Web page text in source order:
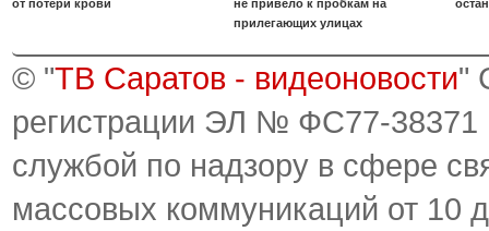
от потери крови
не привело к пробкам на
прилегающих улицах
© "ТВ Саратов - видеоновости"
регистрации ЭЛ № ФС77-38371
службой по надзору в сфере
массовых коммуникаций от 10